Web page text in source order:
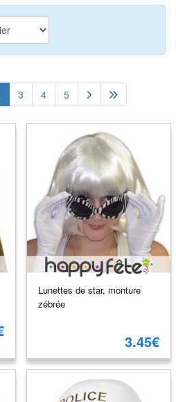
3 4 5
Lunettes de star, monture
zébrée
3.45€